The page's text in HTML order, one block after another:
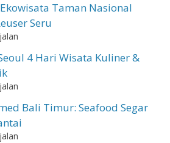
Taman Nasional
Seru
4 Hari Wisata Kuliner &
Bali Timur: Seafood Segar